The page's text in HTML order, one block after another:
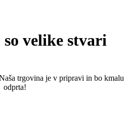
velike stvari
trgovina je v pripravi in ​​bo kmalu
odprta!